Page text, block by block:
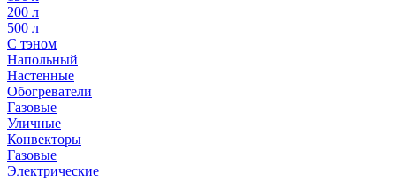
200 л
500 л
С тэном
Напольный
Настенные
Обогреватели
Газовые
Уличные
Конвекторы
Газовые
Электрические